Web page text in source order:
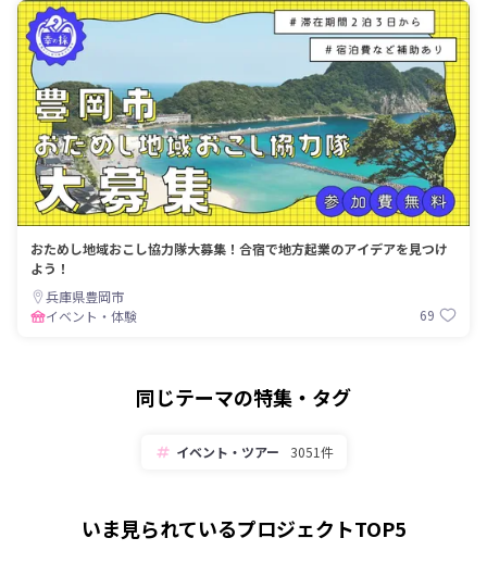
おためし地域おこし協力隊大募集！合宿で地方起業のアイデアを見つけ
よう！
兵庫県豊岡市
イベント・体験
69
同じテーマの特集・タグ
イベント・ツアー 3051件
いま見られているプロジェクトTOP5